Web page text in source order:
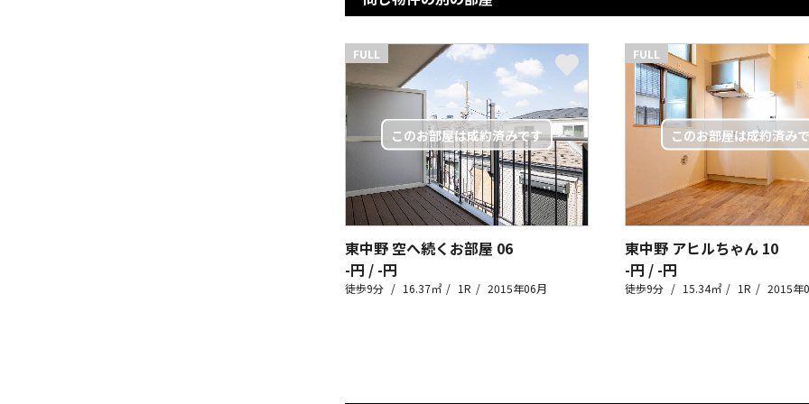
FULL
東中野 空へ続くお部屋 06
-円 / -円
徒歩9分 16.37㎡ 1R 2015年06月
FULL
東中野 アヒルちゃん 10
-円 / -円
徒歩9分 15.34㎡ 1R 2015年